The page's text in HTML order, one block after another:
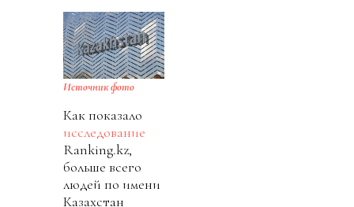
Источник фото
Как показало
исследование
Ranking.kz,
больше всего
людей по имени
Казахстан